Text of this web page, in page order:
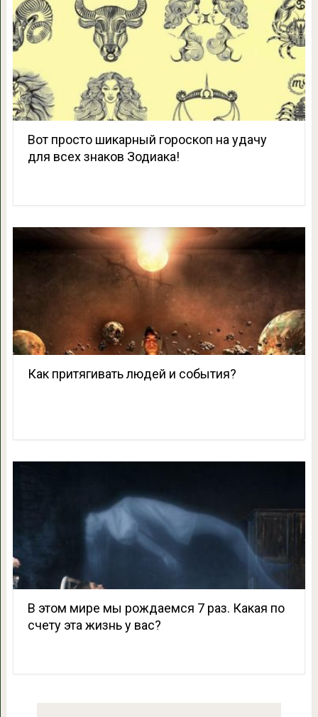
Вот просто шикарный гороскоп на удачу
для всех знаков Зодиака!
Как притягивать людей и события?
В этом мире мы рождаемся 7 раз. Какая по
счету эта жизнь у вас?